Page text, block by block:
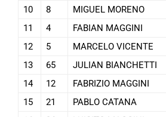
10
8 MIGUEL MORENO
11
4 FABIAN MAGGINI
12
5 MARCELO VICENTE
13
65 JULIAN BIANCHETTI
14
12 FABRIZIO MAGGINI
15
21 PABLO CATANA